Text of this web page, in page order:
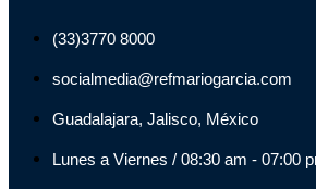
(33)3770 8000
socialmedia@refmariogarcia.com
Guadalajara, Jalisco, México
Lunes a Viernes / 08:30 am - 07:00